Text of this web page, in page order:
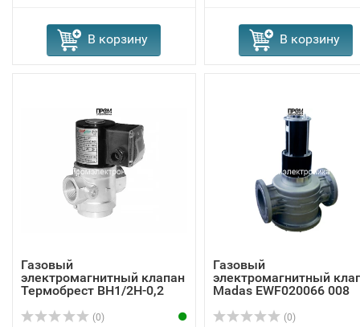
В корзину В корзину
Газовый
электромагнитный клапан
Термобрест ВН1/2Н-0,2
(0)
Газовый
электромагнитный
Madas EWF020066 008
(0)